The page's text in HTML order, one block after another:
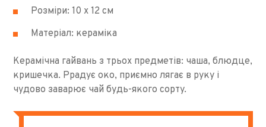
Розміри: 10 х 12 см
Матеріал: кераміка
Керамічна гайвань з трьох предметів: чаша, блюдце,
кришечка. Ррадує око, приємно лягає в руку і
чудово заварює чай будь-якого сорту.